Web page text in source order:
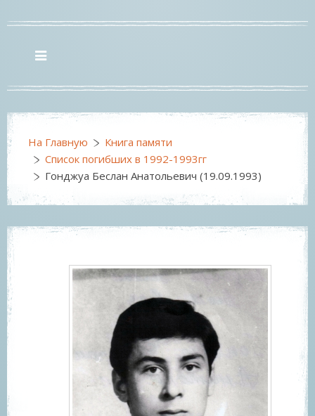
На Главную
Книга памяти
Список погибших в 1992-1993гг
Гонджуа Беслан Анатольевич (19.09.1993)